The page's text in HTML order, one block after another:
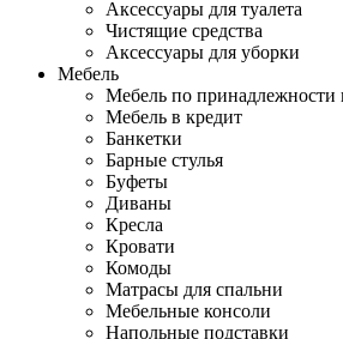
Аксессуары для туалета
Чистящие средства
Аксессуары для уборки
Мебель
Мебель по принадлежности
Мебель в кредит
Банкетки
Барные стулья
Буфеты
Диваны
Кресла
Кровати
Комоды
Матрасы для спальни
Мебельные консоли
Напольные подставки